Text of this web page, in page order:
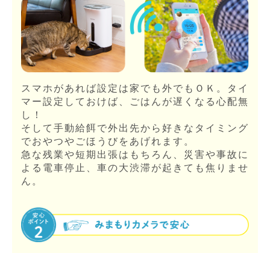
スマホがあれば設定は家でも外でもＯＫ。タイ
マー設定しておけば、ごはんが遅くなる心配無
し！
そして手動給餌で外出先から好きなタイミング
でおやつやごほうびをあげれます。
急な残業や短期出張はもちろん、災害や事故に
よる電車停止、車の大渋滞が起きても焦りませ
ん。